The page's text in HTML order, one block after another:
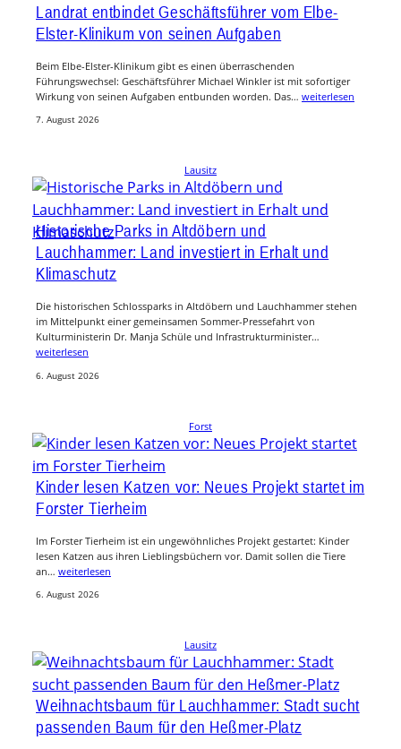
Landrat entbindet Geschäftsführer vom Elbe-
Elster-Klinikum von seinen Aufgaben
Beim Elbe-Elster-Klinikum gibt es einen überraschenden
Führungswechsel: Geschäftsführer Michael Winkler ist mit sofortiger
Wirkung von seinen Aufgaben entbunden worden. Das… weiterlesen
7. August 2026
Lausitz
Historische Parks in Altdöbern und
Lauchhammer: Land investiert in Erhalt und
Klimaschutz
Die historischen Schlossparks in Altdöbern und Lauchhammer stehen
im Mittelpunkt einer gemeinsamen Sommer-Pressefahrt von
Kulturministerin Dr. Manja Schüle und Infrastrukturminister…
weiterlesen
6. August 2026
Forst
Kinder lesen Katzen vor: Neues Projekt startet im
Forster Tierheim
Im Forster Tierheim ist ein ungewöhnliches Projekt gestartet: Kinder
lesen Katzen aus ihren Lieblingsbüchern vor. Damit sollen die Tiere
an… weiterlesen
6. August 2026
Lausitz
Weihnachtsbaum für Lauchhammer: Stadt sucht
passenden Baum für den Heßmer-Platz